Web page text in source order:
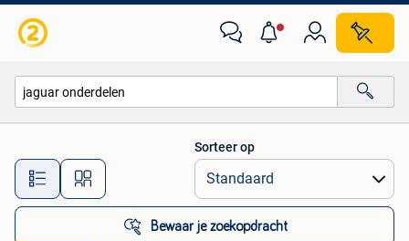
Alle afstanden…
Sorteer op
Bewaar je zoekopdracht